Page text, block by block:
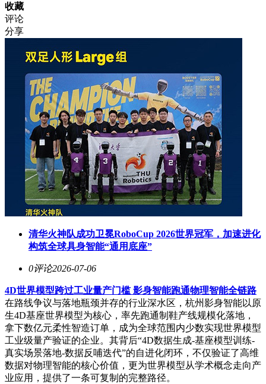
收藏
评论
分享
清华火神队成功卫冕RoboCup 2026世界冠军，加速进化
构筑全球具身智能“通用底座”
0评论2026-07-06
4D世界模型跨过工业量产门槛 影身智能跑通物理智能全链路
在路线争议与落地瓶颈并存的行业深水区，杭州影身智能以原
生4D基座世界模型为核心，率先跑通制鞋产线规模化落地，
拿下数亿元柔性智造订单，成为全球范围内少数实现世界模型
工业级量产验证的企业。其背后“4D数据生成-基座模型训练-
真实场景落地-数据反哺迭代”的自进化闭环，不仅验证了高维
数据对物理智能的核心价值，更为世界模型从学术概念走向产
业应用，提供了一条可复制的完整路径。